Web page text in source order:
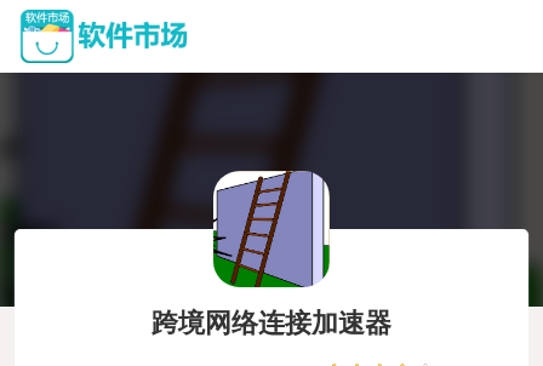
跨境网络连接加速器